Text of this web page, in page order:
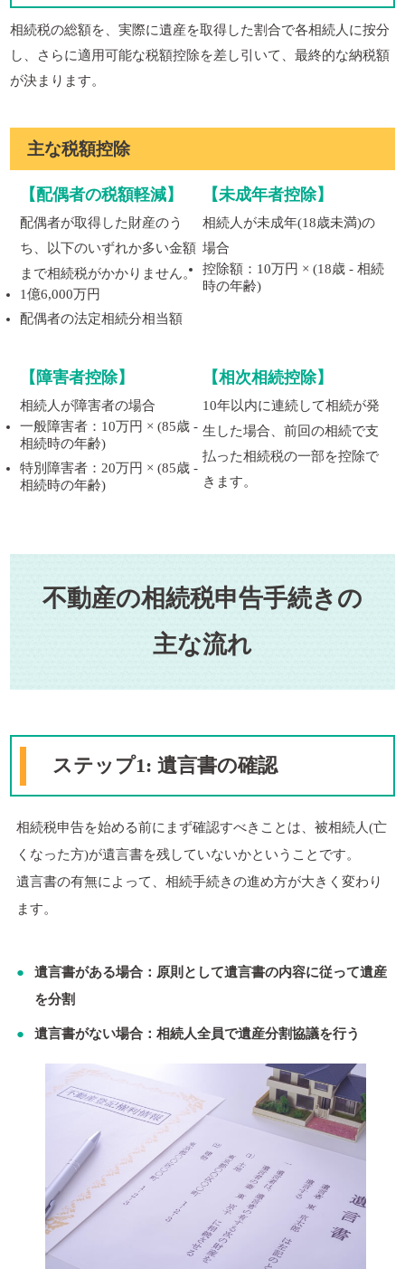
相続税の総額を、実際に遺産を取得した割合で各相続人に按分
し、さらに適用可能な税額控除を差し引いて、最終的な納税額
が決まります。
主な税額控除
【配偶者の税額軽減】
配偶者が取得した財産のう
ち、以下のいずれか多い金額
まで相続税がかかりません。
1億6,000万円
配偶者の法定相続分相当額
【未成年者控除】
相続人が未成年(18歳未満)の
場合
控除額：10万円 × (18歳 - 相続
時の年齢)
【障害者控除】
相続人が障害者の場合
一般障害者：10万円 × (85歳 -
相続時の年齢)
特別障害者：20万円 × (85歳 -
相続時の年齢)
【相次相続控除】
10年以内に連続して相続が発
生した場合、前回の相続で支
払った相続税の一部を控除で
きます。
不動産の相続税申告手続きの
主な流れ
ステップ1: 遺言書の確認
相続税申告を始める前にまず確認すべきことは、被相続人(亡
くなった方)が遺言書を残していないかということです。
遺言書の有無によって、相続手続きの進め方が大きく変わり
ます。
遺言書がある場合：原則として遺言書の内容に従って遺産
を分割
遺言書がない場合：相続人全員で遺産分割協議を行う